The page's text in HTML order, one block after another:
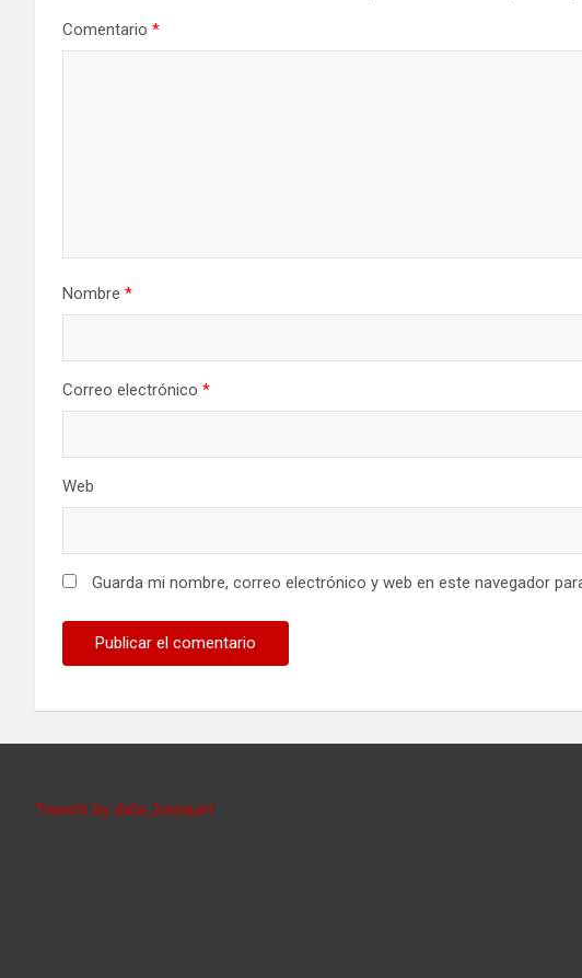
Comentario *
Nombre *
Correo electrónico *
Web
Guarda mi nombre, correo electrónico y web en este navegador
Tweets by data_basquet